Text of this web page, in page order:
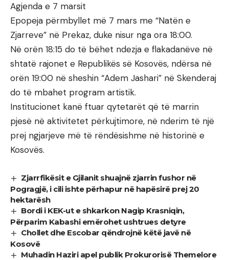
Agjenda e 7 marsit
Epopeja përmbyllet më 7 mars me “Natën e
Zjarreve” në Prekaz, duke nisur nga ora 18:00.
Në orën 18:15 do të bëhet ndezja e flakadanëve në
shtatë rajonet e Republikës së Kosovës, ndërsa në
orën 19:00 në sheshin “Adem Jashari” në Skenderaj
do të mbahet program artistik.
Institucionet kanë ftuar qytetarët që të marrin
pjesë në aktivitetet përkujtimore, në nderim të një
prej ngjarjeve më të rëndësishme në historinë e
Kosovës.
Zjarrfikësit e Gjilanit shuajnë zjarrin fushor në
Pogragjë, i cili ishte përhapur në hapësirë prej 20
hektarësh
Bordi i KEK-ut e shkarkon Nagip Krasniqin,
Përparim Kabashi emërohet ushtrues detyre
Chollet dhe Escobar qëndrojnë këtë javë në
Kosovë
Muhadin Haziri apel publik Prokurorisë Themelore